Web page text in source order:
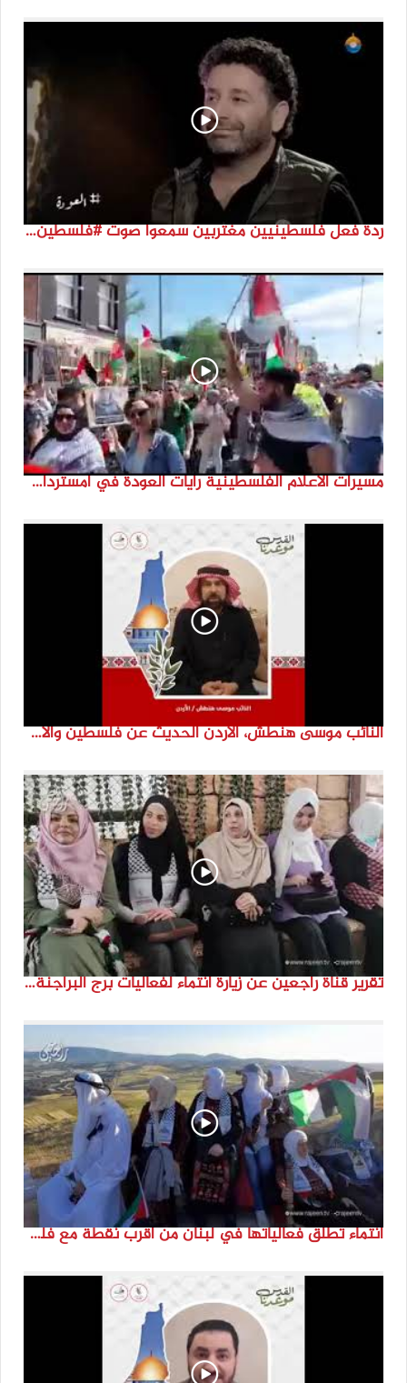
ردة فعل فلسطينيين مغتربين سمعوا صوت #فلسطين لأول مرة #نتماء2022 #القدس_موعدنا #النكبة74
مسيرات الاعلام الفلسطينية رايات العودة في امستردام #النكبة74 #انتماء2022 #القدس_موعدنا
النائب موسى هنطش، الأردن الحديث عن فلسطين والاقصى هو عنصر تحدي من تحديات الأُمة في تاريخها الطويل. #انتماء2022
تقرير قناة راجعين عن زيارة انتماء لفعاليات برج البراجنة اعداد جنى شحرور
انتماء تطلق فعالياتها في لبنان من أقرب نقطة مع فلسطين المحتلة في ذكرى النكبة_74تقرير: جنى شحرور